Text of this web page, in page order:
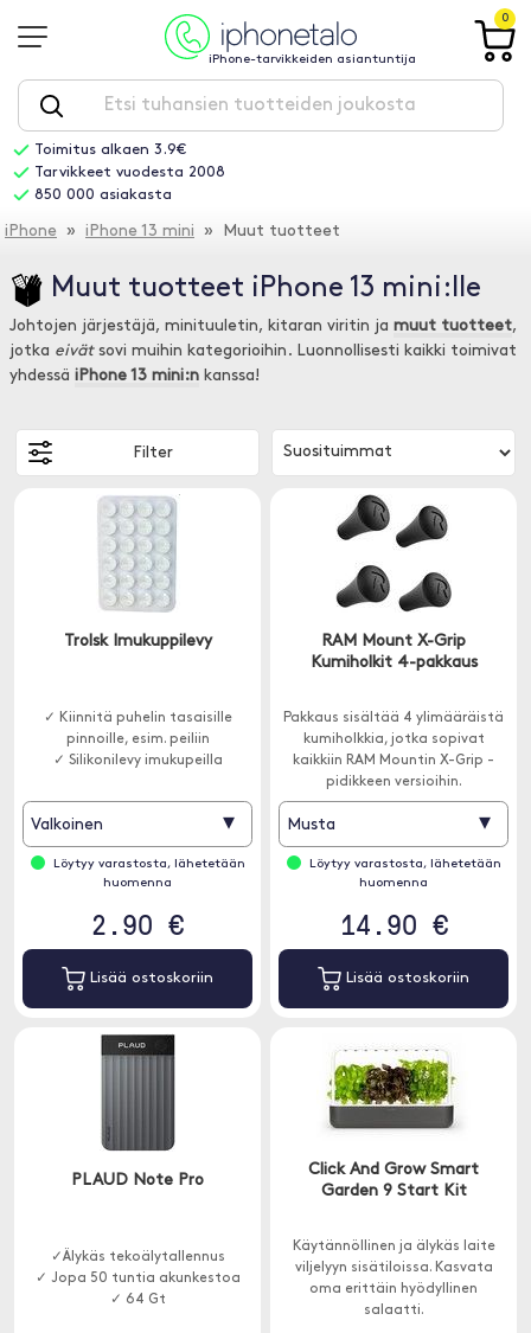
iPhone-tarvikkeiden asiantuntija
0
Toimitus alkaen 3.9€
Tarvikkeet vuodesta 2008
850 000 asiakasta
iPhone » iPhone 13 mini » Muut tuotteet
Muut tuotteet iPhone 13 mini:lle
Johtojen järjestäjä, minituuletin, kitaran viritin ja muut tuotteet,
jotka eivätsovi muihin kategorioihin. Luonnollisesti kaikki toimivat
yhdessä iPhone 13 mini:n kanssa!
Filter
Trolsk Imukuppilevy
✓ Kiinnitä puhelin tasaisille
pinnoille, esim. peiliin
✓ Silikonilevy imukupeilla
Valkoinen ▾
Löytyy varastosta, lähetetään
huomenna
2.90 €
Lisää ostoskoriin
RAM Mount X-Grip
Kumiholkit 4-pakkaus
Pakkaus sisältää 4 ylimääräistä
kumiholkkia, jotka sopivat
kaikkiin RAM Mountin X-Grip -
pidikkeen versioihin.
Musta ▾
Löytyy varastosta, lähetetään
huomenna
14.90 €
Lisää ostoskoriin
PLAUD Note Pro
✓Älykäs tekoälytallennus
✓ Jopa 50 tuntia akunkestoa
✓ 64 Gt
Click And Grow Smart
Garden 9 Start Kit
Käytännöllinen ja älykäs laite
viljelyyn sisätiloissa. Kasvata
oma erittäin hyödyllinen
salaatti.